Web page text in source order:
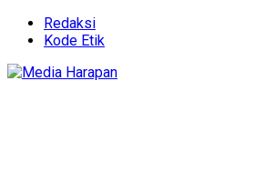
Redaksi
Kode Etik